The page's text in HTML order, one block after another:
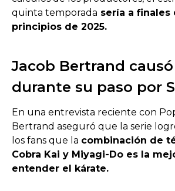
quinta temporada sería a finales
principios de 2025.
Jacob Bertrand
durante su paso por
En una entrevista reciente con
Bertrand aseguró que la serie
los fans que la combinación de
Cobra Kai y Miyagi-Do es la
entender el kárate.